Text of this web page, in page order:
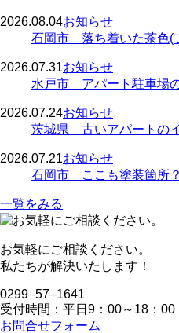
2026.08.04お知らせ
石岡市 落ち着いた茶色(
2026.07.31お知らせ
水戸市 アパート駐車場
2026.07.24お知らせ
茨城県 古いアパートの
2026.07.21お知らせ
石岡市 ここも塗装箇所
一覧をみる
お気軽にご相談ください。
私たちが解決いたします！
0299‒57‒1641
受付時間：平日9：00～18：00
お問合せフォーム